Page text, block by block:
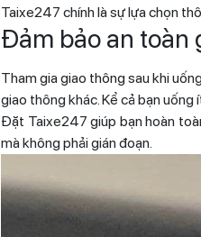
Taixe247 chính là sự lựa chọn
Đảm bảo an toàn
Tham gia giao thông sau khi
giao thông khác. Kể cả bạn
Đặt Taixe247 giúp bạn hoàn
mà không phải gián đoạn.